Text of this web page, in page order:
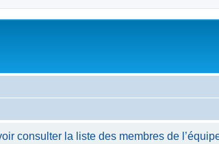
consulter la liste des membres de